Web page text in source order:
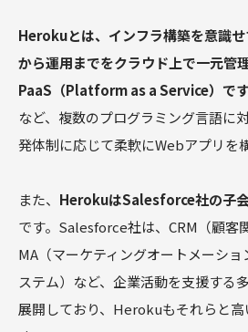
Herokuとは、インフラ構築を意識
から運用までをクラウド上で一元管
PaaS（Platform as a Service）です
など、複数のプログラミング言語に
発体制に応じて柔軟にWebアプリを
また、 HerokuはSalesforce社の子
です。Salesforce社は、CRM（顧客
MA（マーケティングオートメーシ
ステム）など、企業活動を支援する
展開しており、Herokuもそれらと高